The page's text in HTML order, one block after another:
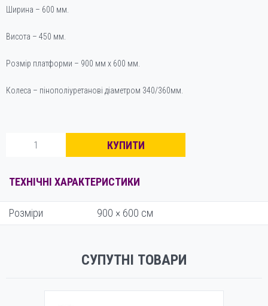
Ширина – 600 мм.
Висота – 450 мм.
Розмір платформи – 900 мм х 600 мм.
Колеса – пінополіуретанові діаметром 340/360мм.
платформа
спеціальний
керованою
ручкою
ВПВСКР-4-
КУПИТИ
ТЕХНІЧНІ ХАРАКТЕРИСТИКИ
Розміри 900 × 600 см
СУПУТНІ ТОВАРИ